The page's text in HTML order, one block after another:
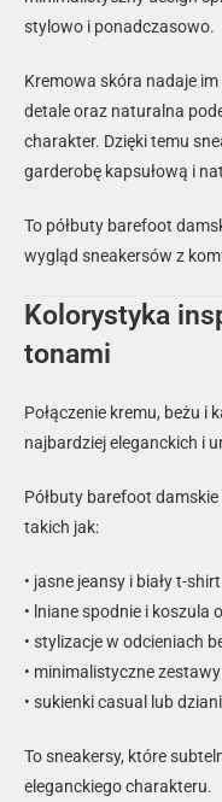
stylowo i ponadczasowo.
Kremowa skóra nadaje
detale oraz naturalna
charakter. Dzięki temu
garderobę kapsułową i
To półbuty barefoot
wygląd sneakersów z
Kolorystyka
tonami
Połączenie kremu, beżu i
najbardziej eleganckich i
Półbuty barefoot
takich jak:
• jasne jeansy i biały t-shirt
• lniane spodnie i koszula
• stylizacje w odcieniach
• minimalistyczne
• sukienki casual lub
To sneakersy, które
eleganckiego charakteru.